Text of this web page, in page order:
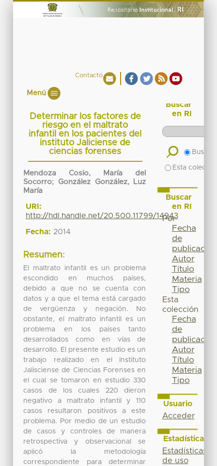
Contacto
Menú
Determinar los factores de
riesgo en el maltrato
infantil en los pacientes del
instituto Jaliciense de
ciencias forenses
Mendoza Cosio, María del
Socorro; González González, Luz
María
URI:
http://hdl.handle.net/20.500.11799/14943
Fecha: 2014
Resumen:
El maltrato infantil es un problema
escondido en muchos países,
debido a que no se cuenta con
datos y a que el tema está cargado
de vergüenza y negación. No
obstante, el maltrato infantil es un
problema en los países tanto
desarrollados como en vías de
desarrollo. El presente estudio es un
trabajo realizado en el Instituto
Jalisciense de Ciencias Forenses en
el cual se tomaron en estudio 330
casos de los cuales 220 dieron
negativo a maltrato infantil y 110
casos resultaron positivos a este
problema. Por medio de un estudio
de casos y controles de manera
retrospectiva y observacional se
aplicó la metodología
correspondiente para determinar
Buscar
en RI
Buscar
Esta
Buscar
en RI
Por
Fecha
de
publicación
Autor
Título
Materia
Tipo
Esta
colección
Fecha
de
publicación
Autor
Título
Materia
Tipo
Usuario
Acceder
Estadísticas
Estadísticas
de uso